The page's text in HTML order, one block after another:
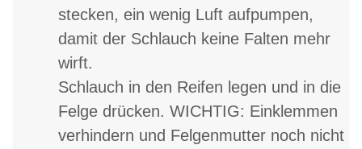
stecken, ein wenig Luft aufpumpen,
damit der Schlauch keine Falten mehr
wirft.
Schlauch in den Reifen legen und in die
Felge drücken. WICHTIG: Einklemmen
verhindern und Felgenmutter noch nicht